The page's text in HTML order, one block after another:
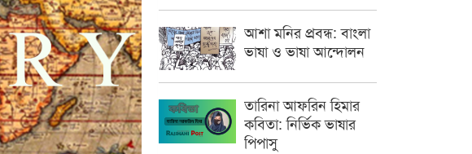
আশা মনির প্রবন্ধ: বাংলা
ভাষা ও ভাষা আন্দোলন
তারিনা আফরিন হিমার
কবিতা: নির্ভিক ভাষার
পিপাসু